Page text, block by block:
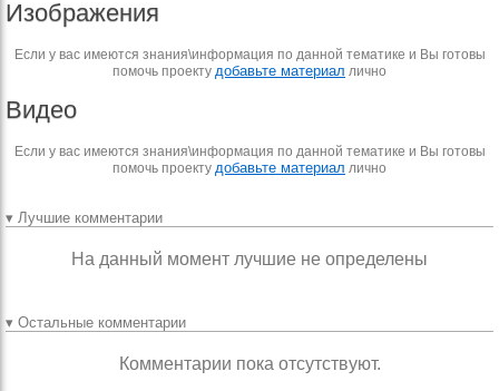
Изображения
Если у вас имеются знания\информация по данной тематике и Вы готовы
помочь проекту добавьте материал лично
Видео
Если у вас имеются знания\информация по данной тематике и Вы готовы
помочь проекту добавьте материал лично
▾ Лучшие комментарии
На данный момент лучшие не определены
▾ Остальные комментарии
Комментарии пока отсутствуют.